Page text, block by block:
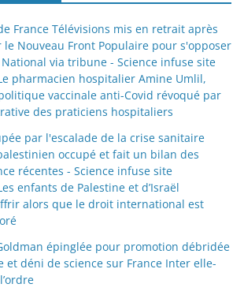
France Télévisions mis en retrait après
Nouveau Front Populaire pour s'opposer
via tribune - Science infuse site
pharmacien hospitalier Amine Umlil,
vaccinale anti-Covid révoqué par
des praticiens hospitaliers
par l'escalade de la crise sanitaire
occupé et fait un bilan des
récentes - Science infuse site
enfants de Palestine et d’Israël
alors que le droit international est
épinglée pour promotion débridée
et déni de science sur France Inter elle-